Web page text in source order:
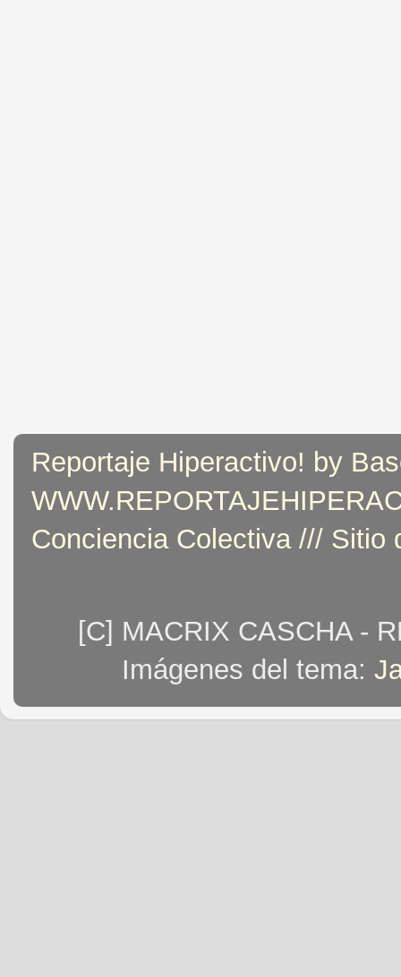
Reportaje Hiperactivo! by
Conciencia Colectiva /// Sitio
[C] MACRIX CASCHA -
Imágenes del tema: